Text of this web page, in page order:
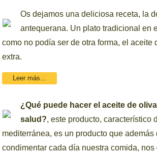
Os dejamos una deliciosa receta, la
antequerana. Un plato tradicional en
como no podía ser de otra forma, el aceite
extra.
Leer más...
¿Qué puede hacer el aceite de
salud?, este producto, característico
mediterránea, es un producto que además
condimentar cada día nuestra comida, nos